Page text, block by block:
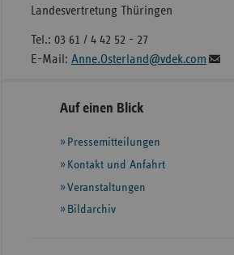
Landesvertretung Thüringen
Tel.: 03 61 / 4 42 52 - 27
E-Mail: Anne.Osterland@vdek.com
Seitennavigation
Seitenleiste
weiteren
Informationen
Auf einen Blick
Pressemitteilungen
Kontakt und Anfahrt
Veranstaltungen
Bildarchiv